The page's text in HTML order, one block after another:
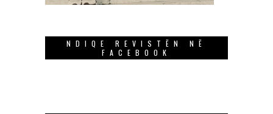
NDIQE REVISTËN NË
FACEBOOK